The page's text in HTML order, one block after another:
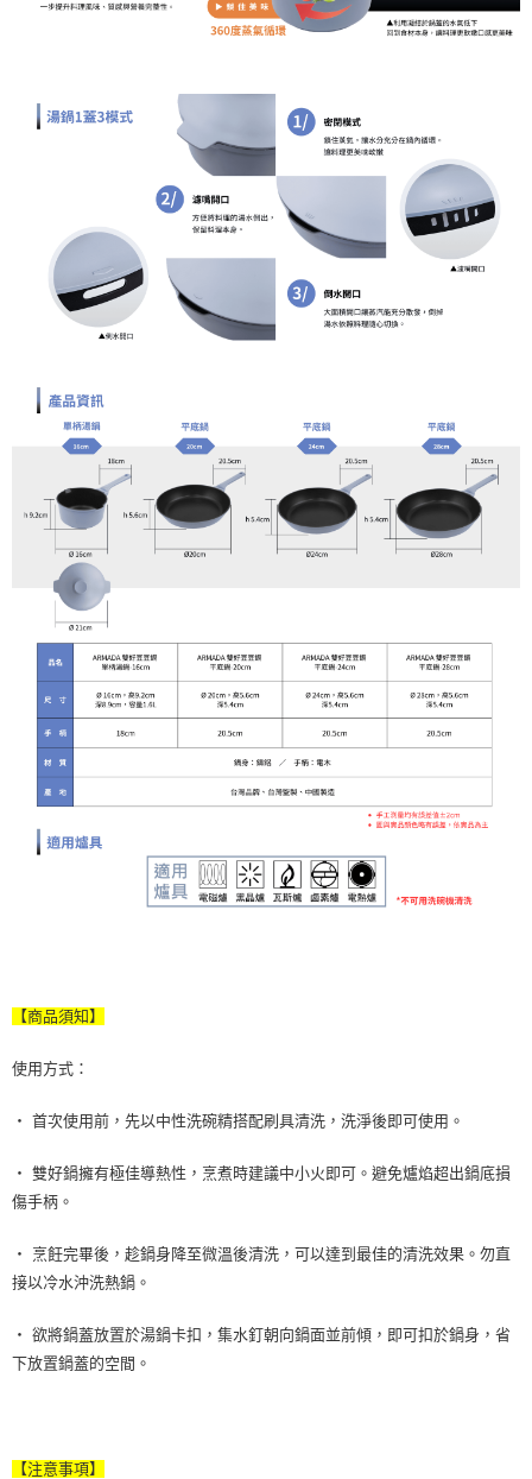
【商品須知】
使用方式：
‧ 首次使用前，先以中性洗碗精搭配刷具清洗，洗淨後即可使用。
‧ 雙好鍋擁有極佳導熱性，烹煮時建議中小火即可。避免爐焰超出鍋底損
傷手柄。
‧ 烹飪完畢後，趁鍋身降至微溫後清洗，可以達到最佳的清洗效果。勿直
接以冷水沖洗熱鍋。
‧ 欲將鍋蓋放置於湯鍋卡扣，集水釘朝向鍋面並前傾，即可扣於鍋身，省
下放置鍋蓋的空間。
【注意事項】